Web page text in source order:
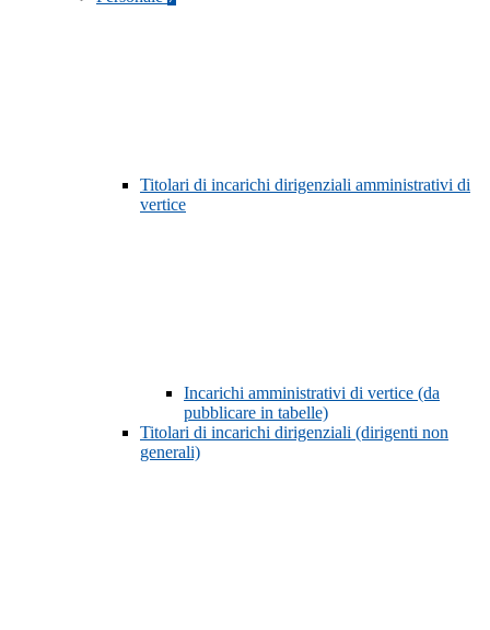
Titolari di incarichi dirigenziali amministrativi di
vertice
Incarichi amministrativi di vertice (da
pubblicare in tabelle)
Titolari di incarichi dirigenziali (dirigenti non
generali)